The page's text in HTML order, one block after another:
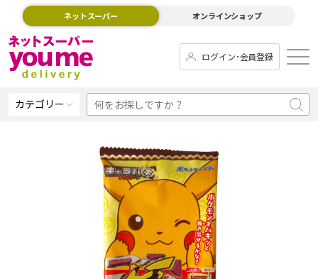
ネットスーパー オンラインショップ
ログイン･会員登録
カテゴリー